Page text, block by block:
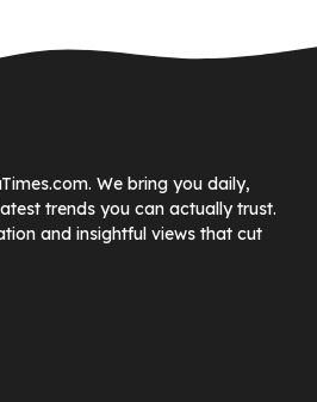
We bring you daily,
trends you can actually trust.
and insightful views that cut